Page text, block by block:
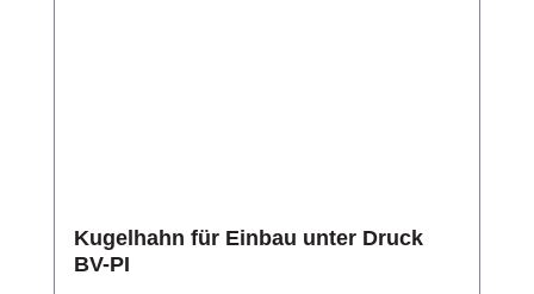
Kugelhahn für Einbau unter Druck
BV-PI